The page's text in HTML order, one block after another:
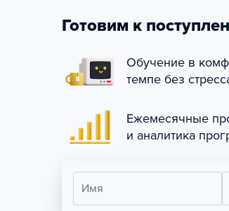
Готовим к
Обучение в
темпе без
Ежемесячные
и аналитика
Имя